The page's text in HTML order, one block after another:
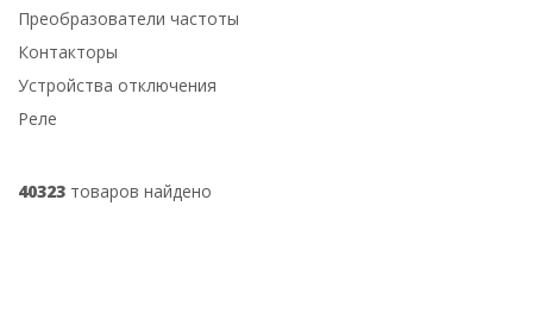
Преобразователи частоты
Контакторы
Устройства отключения
Реле
40323 товаров найдено